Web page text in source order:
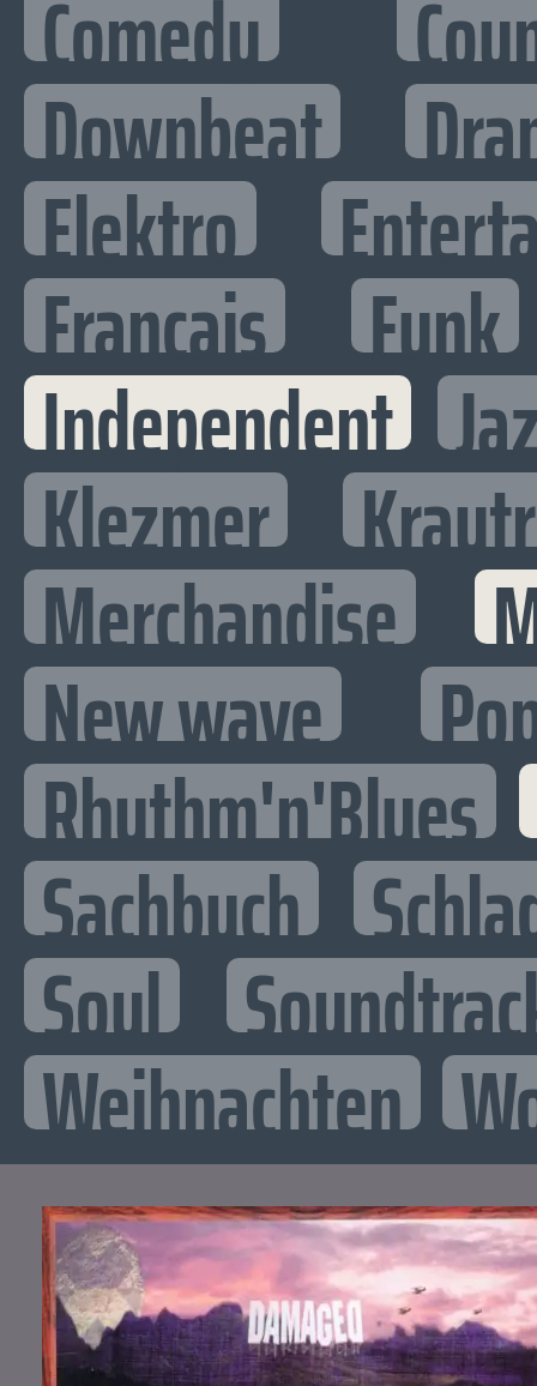
Comedy
Downbeat
Elektro
Francais Funk
Independent
Klezmer
Merchandise
New wave
Rhythm'n'Blues
Sachbuch
Soul
Weihnachten